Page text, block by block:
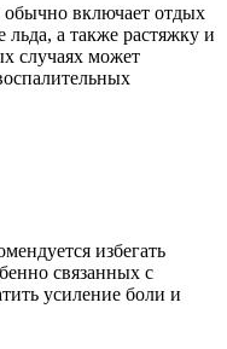
включает отдых
а также растяжку и
случаях может
избегать
связанных с
усиление боли и